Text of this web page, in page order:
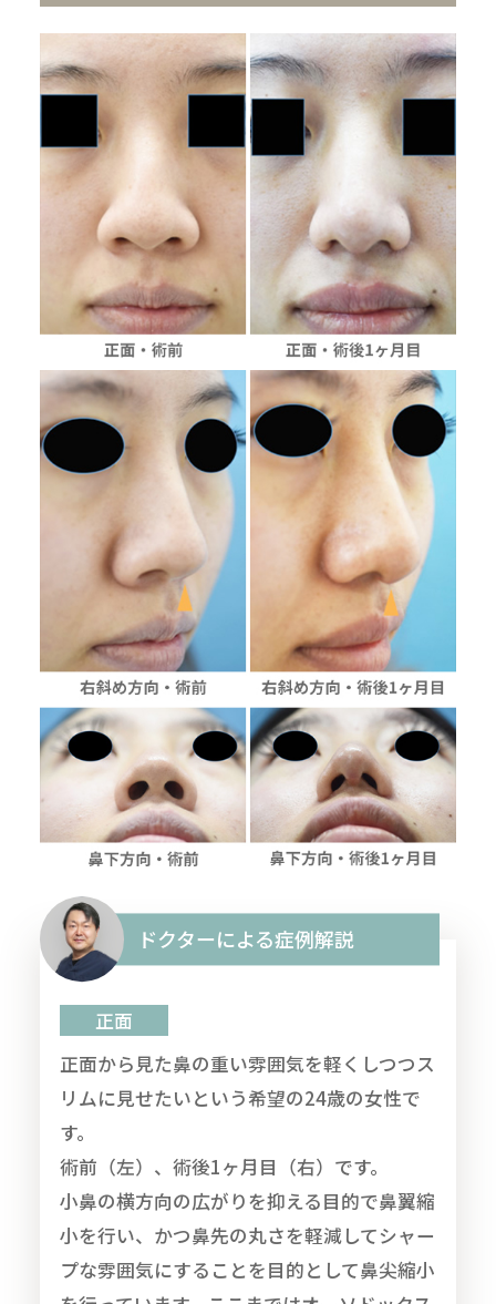
ドクターによる症例解説
正面
正面から見た鼻の重い雰囲気を軽くしつつス
リムに見せたいという希望の24歳の女性で
す。
術前（左）、術後1ヶ月目（右）です。
小鼻の横方向の広がりを抑える目的で鼻翼縮
小を行い、かつ鼻先の丸さを軽減してシャー
プな雰囲気にすることを目的として鼻尖縮小